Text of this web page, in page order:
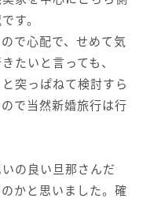
す。
で心配で、せめて気
たいと言っても、
突っぱねて検討すら
で当然新婚旅行は行
の良い旦那さんだ
かと思いました。確